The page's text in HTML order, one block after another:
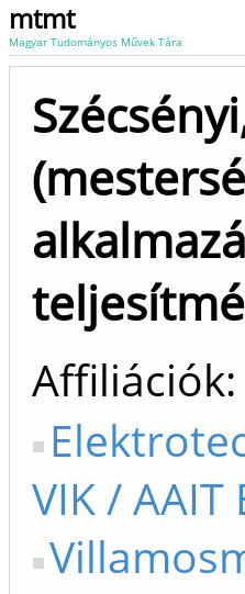
mtmt
Magyar Tudományos Művek Tára
Affiliációk
VIK / AAIT